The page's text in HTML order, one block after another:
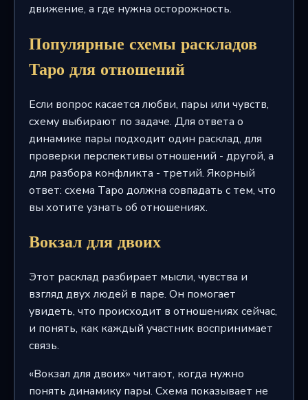
движение, а где нужна осторожность.
Популярные схемы раскладов
Таро для отношений
Если вопрос касается любви, пары или чувств,
схему выбирают по задаче. Для ответа о
динамике пары подходит один расклад, для
проверки перспективы отношений - другой, а
для разбора конфликта - третий. Якорный
ответ: схема Таро должна совпадать с тем, что
вы хотите узнать об отношениях.
Вокзал для двоих
Этот расклад разбирает мысли, чувства и
взгляд двух людей в паре. Он помогает
увидеть, что происходит в отношениях сейчас,
и понять, как каждый участник воспринимает
связь.
«Вокзал для двоих» читают, когда нужно
понять динамику пары. Схема показывает не